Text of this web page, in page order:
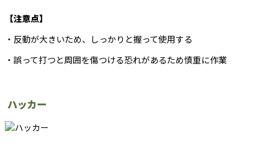
【注意点】
・反動が大きいため、しっかりと握って使用する
・誤って打つと周囲を傷つける恐れがあるため慎重に作業
ハッカー